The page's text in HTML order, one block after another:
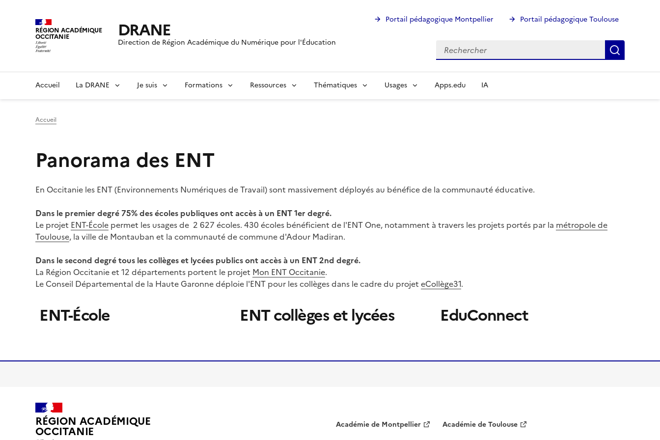
RÉGION ACADÉMIQUE
OCCITANIE DRANE
Direction de Région Académique du Numérique pour l'Éducation
Portail pédagogique Montpellier Portail pédagogique Toulouse
Rechercher
Rechercher
Accueil La DRANE Je suis Formations Ressources Thématiques Usages Apps.edu IA
Accueil
Panorama des ENT
En Occitanie les ENT (Environnements Numériques de Travail) sont massivement déployés au bénéfice de la communauté éducative.
Dans le premier degré 75% des écoles publiques ont accès à un ENT 1er degré.
Le projet ENT-École permet les usages de 2 627 écoles. 430 écoles bénéficient de l'ENT One, notamment à travers les projets portés par la métropole de
Toulouse, la ville de Montauban et la communauté de commune d'Adour Madiran.
Dans le second degrétous les collèges et lycées publics ont accès à un ENT 2nd degré.
La Région Occitanie et 12 départements portent le projet Mon ENT Occitanie.
Le Conseil Départemental de la Haute Garonne déploie l'ENT pour les collèges dans le cadre du projet eCollège31.
ENT-École ENT collèges et lycées EduConnect
RÉGION ACADÉMIQUE
OCCITANIE Académie de Montpellier
Académie de Toulouse